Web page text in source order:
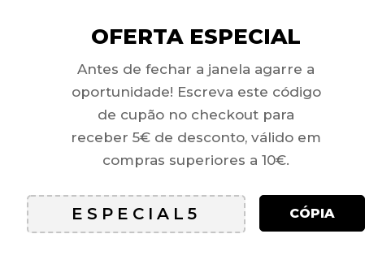
SOLD
OFERTA ESPECIAL
Antes de fechar a janela agarre a
oportunidade! Escreva este código
de cupão no checkout para
receber 5€ de desconto, válido em
compras superiores a 10€.
CÓPIA